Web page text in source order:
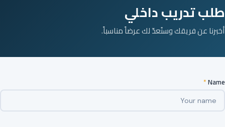
طلب تدريب داخلي
أخبرنا عن فريقك وسنُعدّ لك عرضاً مناسباً.
Name
*